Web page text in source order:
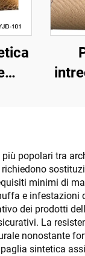
popolari tra
minimi di
e infestazioni
dei prodotti
La
nonostante
sintetica